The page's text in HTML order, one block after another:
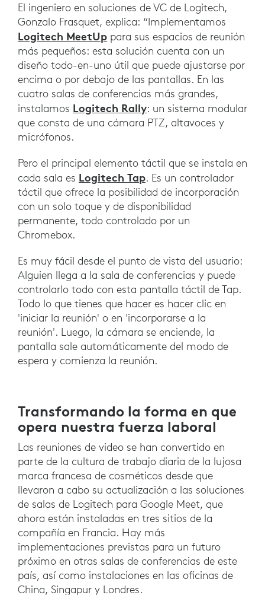
El ingeniero en soluciones de VC de Logitech,
Gonzalo Frasquet, explica: “Implementamos
Logitech MeetUp para sus espacios de reunión
más pequeños: esta solución cuenta con un
diseño todo-en-uno útil que puede ajustarse por
encima o por debajo de las pantallas. En las
cuatro salas de conferencias más grandes,
instalamos Logitech Rally: un sistema modular
que consta de una cámara PTZ, altavoces y
micrófonos.
Pero el principal elemento táctil que se instala en
cada sala es Logitech Tap. Es un controlador
táctil que ofrece la posibilidad de incorporación
con un solo toque y de disponibilidad
permanente, todo controlado por un
Chromebox.
Es muy fácil desde el punto de vista del usuario:
Alguien llega a la sala de conferencias y puede
controlarlo todo con esta pantalla táctil de Tap.
Todo lo que tienes que hacer es hacer clic en
'iniciar la reunión' o en 'incorporarse a la
reunión'. Luego, la cámara se enciende, la
pantalla sale automáticamente del modo de
espera y comienza la reunión.
Transformando la forma en que
opera nuestra fuerza laboral
Las reuniones de video se han convertido en
parte de la cultura de trabajo diaria de la lujosa
marca francesa de cosméticos desde que
llevaron a cabo su actualización a las soluciones
de salas de Logitech para Google Meet, que
ahora están instaladas en tres sitios de la
compañía en Francia. Hay más
implementaciones previstas para un futuro
próximo en otras salas de conferencias de este
país, así como instalaciones en las oficinas de
China, Singapur y Londres.